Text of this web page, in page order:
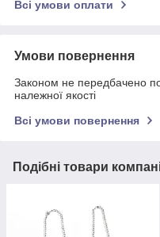
Всі умови оплати
Умови повернення
Законом не передбачено
належної якості
Всі умови повернення
Подібні товари